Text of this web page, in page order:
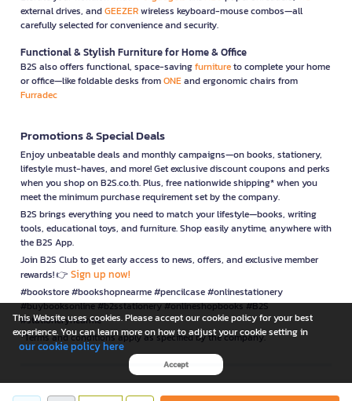
external drives, andGEEZERwireless keyboard-mouse combos—all
carefully selected for convenience and security.
Functional & Stylish Furniture for Home & Office
B2S also offers functional, space-savingfurnitureto complete your home
or office—like foldable desks fromONEand ergonomic chairs from
Furradec
Promotions & Special Deals
Enjoy unbeatable deals and monthly campaigns—on books, stationery,
lifestyle must-haves, and more! Get exclusive discount coupons and perks
when you shop on B2S.co.th. Plus, free nationwide shipping* when you
meet the minimum purchase requirement set by the company.
B2S brings everything you need to match your lifestyle—books, writing
tools, educational toys, and furniture. Shop easily anytime, anywhere with
the B2S App.
Join B2S Club to get early access to news, offers, and exclusive member
rewards! 👉 Sign up now!
#bookstore #bookshopnearme #pencilcase #onlinestationery
#buybooksonline #b2sstationery #onlineshopbooks #B2S
#stationerynearme
*Terms and conditions apply as specified by the company.
is a company operating under
This Website uses cookies. Please accept our cookie policy for your best
experience. You can learn more on how to adjust your cookie setting in
our cookie policy here
Accept